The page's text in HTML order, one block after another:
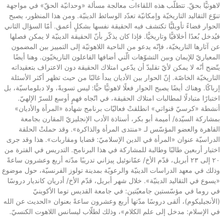
لاهوتيًّا بحقّ. تتطلّب هذه اللقاءات معالجة مسألة «وحدانيّة الحقّ» في مواجهة
تنوّع التقاليد التاريخيّة وإمكانيّة تعدّد الوسائط الدينيّة. ومن هذا المنظور، يصبح
الحوار فضاءً تأويليًّا تكتشف فيه الحقيقة نفسها بشكلٍ أعمق. أمّا السؤال الثاني
فيُدخل بُعدًا أخلاقيًّا وتاريخيًّا. فإذا كان يذكّر بأنّ الحقيقة الدينيّة لا يمكن فصلها
عن آثارها التاريخيّة، فإنّه يدعو من الناحية اللاهوتيّة إلى التمييز بين المضمون
المعياريّ للإيمان وبين التشوّهات الّتي أضافها الفاعلون التاريخيّون. وهنا أيضًا
يتّضح أنّه لا يمكن لأيّ تقليدّ أن يدّعي امتلاك الحقيقة دون الاعتراف بتعقيداته
التاريخيّة الخاصّة. إنّ الحوار بين الأديان يبدأ غالبًا من حيث تظهر أكثر الأسئلة
إرباكًا. وهناك أيضًا يصبح الحوار فعلًا لاهوتيًّا حيًّا: ليس تسويةً، ولا دبلوماسيّة، بل
اختبارًا متبادلًا لمطالبات امتلاك الحقيقة، في اتّجاه فهمٍ أوسع للسرّ الإلهيّ.
أنشطة «كرسيّ قنواتي» انطلقتْ فعاليّات برنامج شهادة «المرأة والأديان»
بمشاركة السيّدة/ أميمة أبو بكر، أستاذة الأدب الإنجليزيّ المقارن بجامعة
القاهرة والعضو المؤسّس لـ «منتدى المرأة والذاكرة». وقد حملتْ الحلقة
الدراسيّة عنوان «المرأة في الدين الإسلاميّ: قضايا ومقاربات». هذا وقد جرى
اختيار أربعين طالبًا وطالبة للمشاركة في هذا البرنامج. التدريس في الفترة من
٢٠ إلى ٢٣ أبريل، قدّم الأخ/ عمّانوئيل پيزاني تدريبًا مدّته أربع وعشرون ساعةً
وذلك في معهد الدراسات الدينيّة والرعويّة بمدينة تولوز الفرنسيّة، حول موضوع
«يسوع في التقاليد الدينيّة». خلال شهر أبريل، قدّم الأخ/ أدريان كانديار دروسًا
في روما في مؤسّستين جامعيّتين: في جامعة القديس توما الأكوينيّ
(الأنجيليكوم)، ألقى دروسًا مدّتها أربع وعشرون ساعةً بعنوان «الحديث عن الله
في الإسلام: مدخل إلى علم الكلام»، وذلك لطلّاب ليسانس اللاهوت الكنسيّ.